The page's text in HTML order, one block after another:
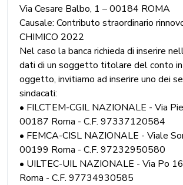
Via Cesare Balbo, 1 – 00184 ROMA
Causale: Contributo straordinario
CHIMICO 2022
Nel caso la banca richieda di inserire
dati di un soggetto titolare del conto in
oggetto, invitiamo ad inserire uno dei
sindacati:
• FILCTEM-CGIL NAZIONALE - Via
00187 Roma - C.F. 97337120584
• FEMCA-CISL NAZIONALE - Viale
00199 Roma - C.F. 97232950580
• UILTEC-UIL NAZIONALE - Via Po
Roma - C.F. 97734930585